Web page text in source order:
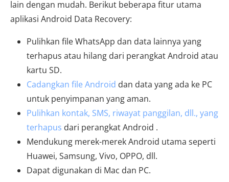
lain dengan mudah. ​​Berikut beberapa fitur utama
aplikasi Android Data Recovery:
Pulihkan file WhatsApp dan data lainnya yang
terhapus atau hilang dari perangkat Android atau
kartu SD.
Cadangkan file Android dan data yang ada ke PC
untuk penyimpanan yang aman.
Pulihkan kontak, SMS, riwayat panggilan, dll., yang
terhapus dari perangkat Android .
Mendukung merek-merek Android utama seperti
Huawei, Samsung, Vivo, OPPO, dll.
Dapat digunakan di Mac dan PC.